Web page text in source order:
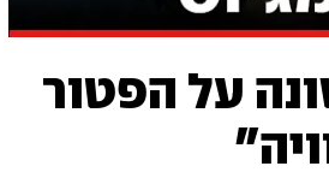
על הפטור